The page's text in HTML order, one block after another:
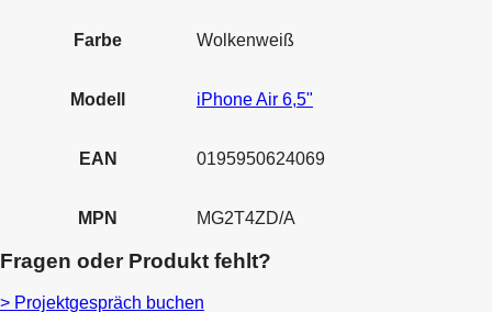
Farbe Wolkenweiß
Modell iPhone Air 6,5"
EAN 0195950624069
MPN MG2T4ZD/A
Fragen oder Produkt fehlt?
> Projektgespräch buchen